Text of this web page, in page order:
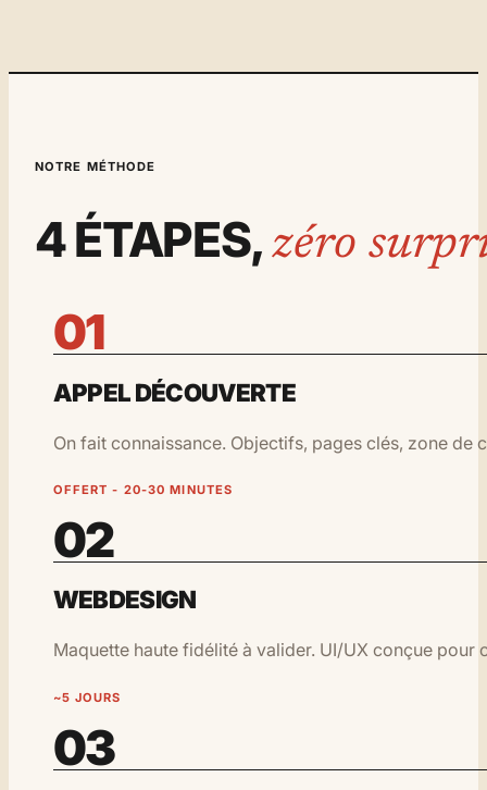
NOTRE MÉTHODE
4 ÉTAPES, zéro
01
APPEL DÉCOUVERTE
On fait connaissance. Objectifs, pages clés, zone de
OFFERT - 20-30 MINUTES
02
WEBDESIGN
Maquette haute fidélité à valider. UI/UX conçue
~5 JOURS
03